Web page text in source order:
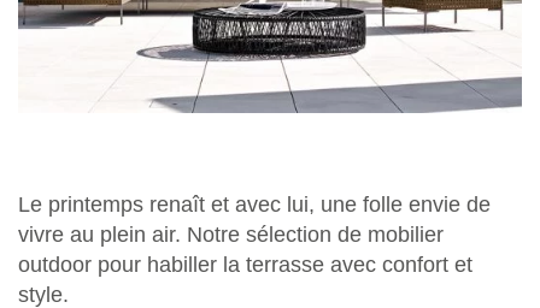
Le printemps renaît et avec lui, une folle envie de
vivre au plein air. Notre sélection de mobilier
outdoor pour habiller la terrasse avec confort et
style.